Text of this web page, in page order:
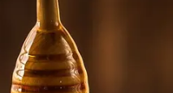
a doprava